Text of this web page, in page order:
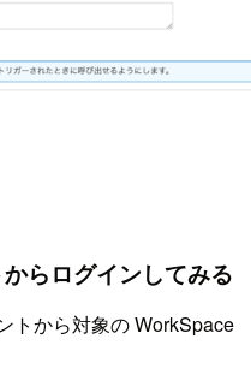
らログインしてみる
トから対象の WorkSpace